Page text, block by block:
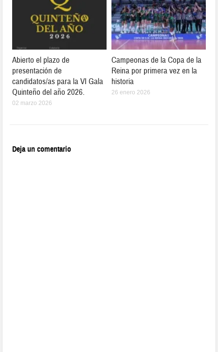
Abierto el plazo de
presentación de
candidatos/as para la VI Gala
Quinteño del año 2026.
02 marzo 2026
Campeonas de la Copa de la
Reina por primera vez en la
historia
26 enero 2026
Deja un comentario